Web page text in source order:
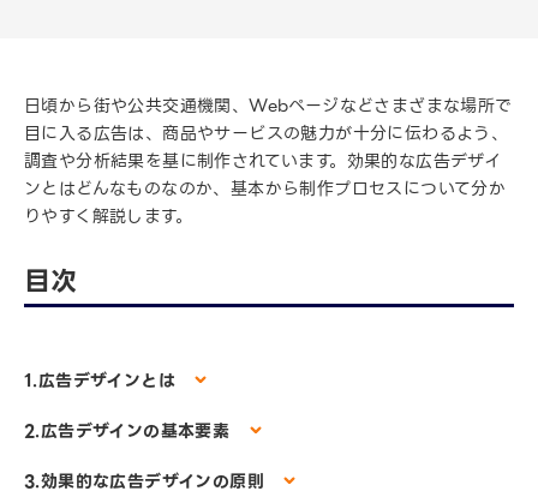
日頃から街や公共交通機関、Webページなどさまざまな場所で
目に入る広告は、商品やサービスの魅力が十分に伝わるよう、
調査や分析結果を基に制作されています。効果的な広告デザイ
ンとはどんなものなのか、基本から制作プロセスについて分か
りやすく解説します。
目次
1.広告デザインとは
2.広告デザインの基本要素
3.効果的な広告デザインの原則